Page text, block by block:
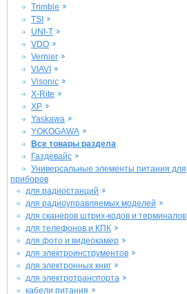
Trimble
TSI
UNI-T
VDO
Vernier
VIAVI
Visonic
X-Rite
XP
Yaskawa
YOKOGAWA
Все товары раздела
Газдевайс
Универсальные элементы питания для
приборов
для радиостанций
для радиоуправляемых моделей
для сканеров штрих-кодов и терминалов
для телефонов и КПК
для фото и видеокамер
для электроинструментов
для электронных книг
для электротранспорта
кабели питания